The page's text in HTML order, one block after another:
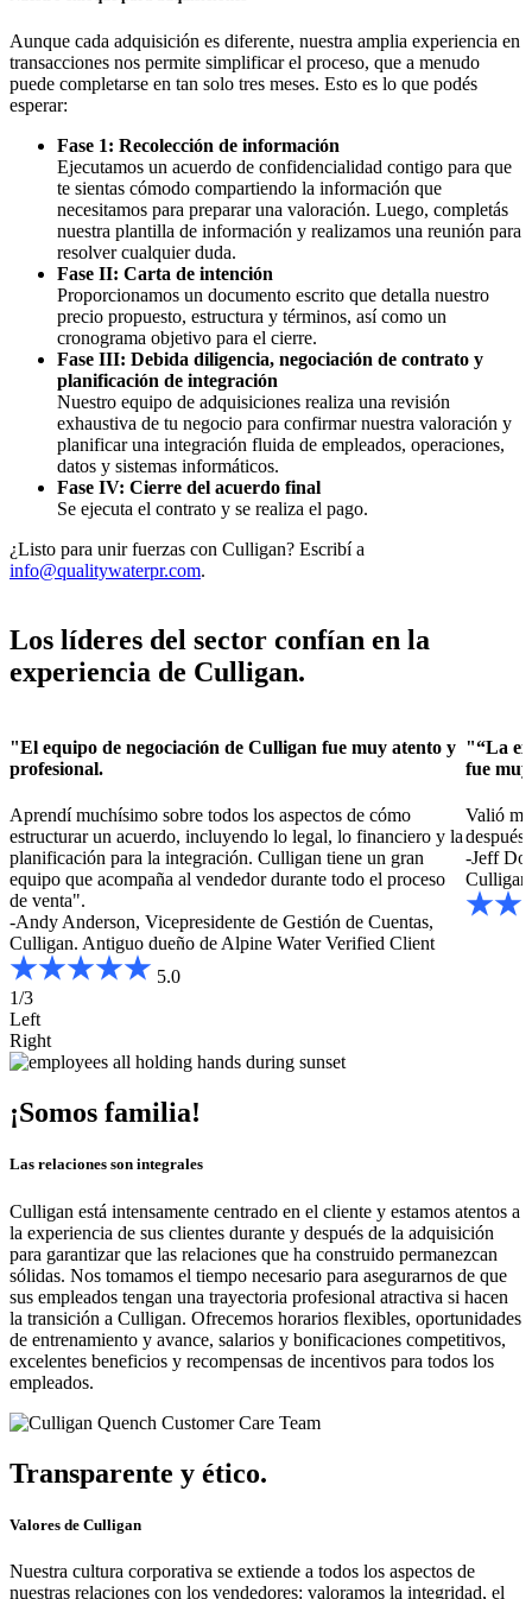
Aunque cada adquisición es diferente, nuestra amplia experiencia en
transacciones nos permite simplificar el proceso, que a menudo
puede completarse en tan solo tres meses. Esto es lo que podés
esperar:
Fase 1: Recolección de información
Ejecutamos un acuerdo de confidencialidad contigo para que
te sientas cómodo compartiendo la información que
necesitamos para preparar una valoración. Luego, completás
nuestra plantilla de información y realizamos una reunión para
resolver cualquier duda.
Fase II: Carta de intención
Proporcionamos un documento escrito que detalla nuestro
precio propuesto, estructura y términos, así como un
cronograma objetivo para el cierre.
Fase III: Debida diligencia, negociación de contrato y
planificación de integración
Nuestro equipo de adquisiciones realiza una revisión
exhaustiva de tu negocio para confirmar nuestra valoración y
planificar una integración fluida de empleados, operaciones,
datos y sistemas informáticos.
Fase IV: Cierre del acuerdo final
Se ejecuta el contrato y se realiza el pago.
¿Listo para unir fuerzas con Culligan? Escribí a
info@qualitywaterpr.com.
Los líderes del sector confían en la
experiencia de Culligan.
"El equipo de negociación de Culligan fue muy atento y
profesional.
Aprendí muchísimo sobre todos los aspectos de cómo
estructurar un acuerdo, incluyendo lo legal, lo financiero y la
planificación para la integración. Culligan tiene un gran
equipo que acompaña al vendedor durante todo el proceso
de venta".
-Andy Anderson, Vicepresidente de Gestión de Cuentas,
Culligan. Antiguo dueño de Alpine Water Verified Client
5.0
"“La
fue
Valió
-Jeff
Culligan
1/3
Left
Right
¡Somos familia!
Las relaciones son integrales
Culligan está intensamente centrado en el cliente y estamos atentos a
la experiencia de sus clientes durante y después de la adquisición
para garantizar que las relaciones que ha construido permanezcan
sólidas. Nos tomamos el tiempo necesario para asegurarnos de que
sus empleados tengan una trayectoria profesional atractiva si hacen
la transición a Culligan. Ofrecemos horarios flexibles, oportunidades
de entrenamiento y avance, salarios y bonificaciones competitivos,
excelentes beneficios y recompensas de incentivos para todos los
empleados.
Transparente y ético.
Valores de Culligan
Nuestra cultura corporativa se extiende a todos los aspectos de
nuestras relaciones con los vendedores: valoramos la integridad, el